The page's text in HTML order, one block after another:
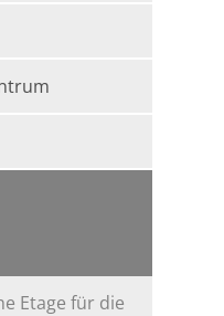
Etage für die